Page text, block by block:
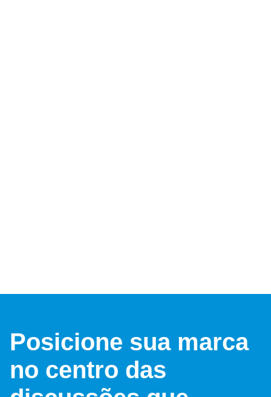
Posicione sua marca
no centro das